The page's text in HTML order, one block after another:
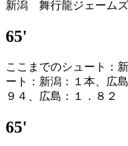
新潟 舞行龍ジェーム
65'
ここまでのシュート：
ート：新潟：１本、広
９４、広島：１．８２
65'